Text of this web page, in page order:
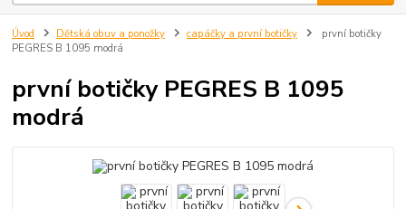
Úvod Dětská obuv a ponožky capáčky a první botičky
první botičky
PEGRES B 1095 modrá
první botičky PEGRES B 1095
modrá